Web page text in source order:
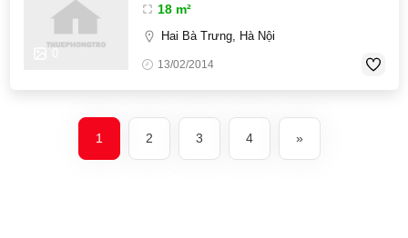
18 m²
Hai Bà Trưng, Hà Nội
13/02/2014
1 2 3 4 »